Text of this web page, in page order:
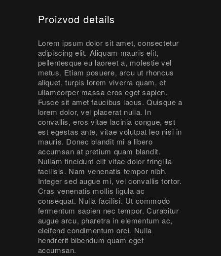
Proizvod details
Lorem ipsum dolor sit amet, consectetur
adipiscing elit. Aliquam mauris elit,
pellentesque eu laoreet a, molestie vel
metus. Etiam posuere, arcu ut rhoncus
aliquet, turpis lorem viverra quam, et
ullamcorper massa eros eget sapien.
Fusce sit amet faucibus lacus. Quisque a
lorem dolor, vel placerat nulla. In
convallis, eros vitae lacinia congue, est
est egestas ante, vitae volutpat leo nisi in
mauris. Donec blandit mi a libero
accumsan at pretium quam blandit.
Nullam tincidunt elit vitae dolor fringilla
facilisis. Nam venenatis tempor nibh.
Integer sed augue mi, vel convallis tortor.
Cras venenatis mollis ligula ac
consequat. Nulla facilisi. Ut commodo
fermentum sapien nec tempor. Curabitur
augue arcu, pharetra in elementum ac,
eleifend condimentum orci. Nulla
hendrerit bibendum quam eget
accumsan.